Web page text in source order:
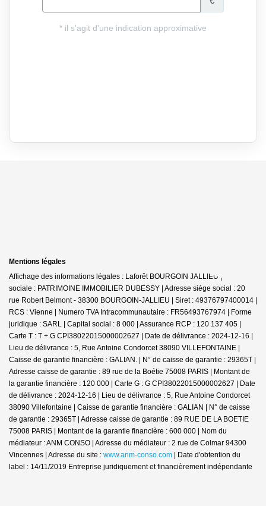
Mentions légales
Affichage des informations légales : Laforêt BOURGOIN JALLIEU | Raison
sociale : PATRIMOINE IMMOBILIER DUBESSY | Adresse siège social : 20
rue Robert Belmont - 38300 BOURGOIN-JALLIEU | Siret : 49376797400014 |
RCS : Vienne | Numero TVA Intracommunautaire : FR56493767974 | Forme
juridique : SARL | Capital social : 8 000 | Assurance RCP : 120 137 405 |
Carte T : T + G CPI38022015000002627 | Date de délivrance : 2024-12-16 |
Lieu de délivrance : 5, Rue Antoine Condorcet 38090 VILLEFONTAINE |
Caisse de garantie financière : GALIAN. | N° de caisse de garantie : 29365T |
Adresse caisse de garantie : 89 rue de la Boétie 75008 PARIS | Montant de
la garantie financière : 120 000 | Carte G : G CPI38022015000002627 | Date
de délivrance : 2024-12-16 | Lieu de délivrance : 5, Rue Antoine Condorcet
38090 Villefontaine | Caisse de garantie financière : GALIAN | N° de caisse
de garantie : 29365T | Adresse caisse de garantie : 89 RUE DE LA BOETIE
75008 PARIS | Montant de la garantie financière : 600 000 | Nom du
médiateur : ANM CONSO | Adresse du médiateur : 2 rue de Colmar 94300
Vincennes | Adresse du site : www.anm-conso.com | Date d'obtention du
label : 14/11/2019 Entreprise juridiquement et financièrement indépendante